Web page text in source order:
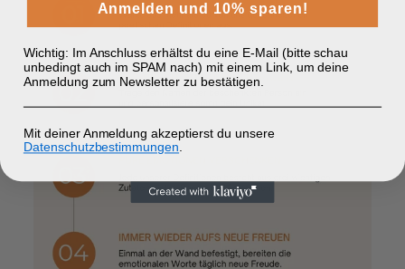
Anmelden und 10% sparen!
Wichtig: Im Anschluss erhältst du eine E-Mail (bitte schau
unbedingt auch im SPAM nach) mit einem Link, um deine
Anmeldung zum Newsletter zu bestätigen.
Mit deiner Anmeldung akzeptierst du unsere
Datenschutzbestimmungen.